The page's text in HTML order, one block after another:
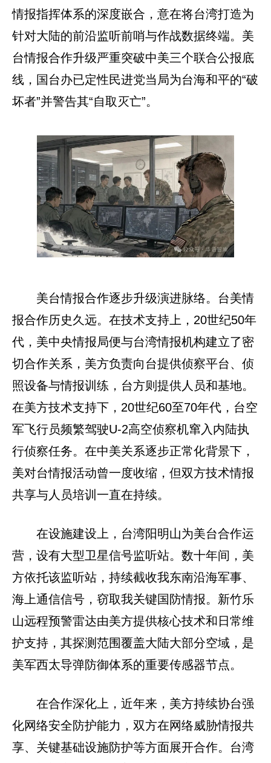
情报指挥体系的深度嵌合，意在将台湾打造为
针对大陆的前沿监听前哨与作战数据终端。美
台情报合作升级严重突破中美三个联合公报底
线，国台办已定性民进党当局为台海和平的“破
坏者”并警告其“自取灭亡”。
美台情报合作逐步升级演进脉络。台美情
报合作历史久远。在技术支持上，20世纪50年
代，美中央情报局便与台湾情报机构建立了密
切合作关系，美方负责向台提供侦察平台、侦
照设备与情报训练，台方则提供人员和基地。
在美方技术支持下，20世纪60至70年代，台空
军飞行员频繁驾驶U-2高空侦察机窜入内陆执
行侦察任务。在中美关系逐步正常化背景下，
美对台情报活动曾一度收缩，但双方技术情报
共享与人员培训一直在持续。
在设施建设上，台湾阳明山为美台合作运
营，设有大型卫星信号监听站。数十年间，美
方依托该监听站，持续截收我东南沿海军事、
海上通信信号，窃取我关键国防情报。新竹乐
山远程预警雷达由美方提供核心技术和日常维
护支持，其探测范围覆盖大陆大部分空域，是
美军西太导弹防御体系的重要传感器节点。
在合作深化上，近年来，美方持续协台强
化网络安全防护能力，双方在网络威胁情报共
享、关键基础设施防护等方面展开合作。台湾